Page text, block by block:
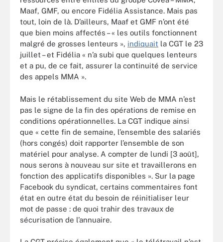
Maaf, GMF, ou encore Fidélia Assistance. Mais pas
tout, loin de là. D’ailleurs, Maaf et GMF n’ont été
que bien moins affectés – « les outils fonctionnent
malgré de grosses lenteurs », indiquait la CGT le 23
juillet – et Fidélia « n’a subi que quelques lenteurs
et a pu, de ce fait, assurer la continuité de service
des appels MMA ».
Mais le rétablissement du site Web de MMA n’est
pas le signe de la fin des opérations de remise en
conditions opérationnelles. La CGT indique ainsi
que « cette fin de semaine, l’ensemble des salariés
(hors congés) doit rapporter l’ensemble de son
matériel pour analyse. A compter de lundi [3 août],
nous serons à nouveau sur site et travaillerons en
fonction des applicatifs disponibles ». Sur la page
Facebook du syndicat, certains commentaires font
état en outre état du besoin de réinitialiser leur
mot de passe : de quoi trahir des travaux de
sécurisation de l’annuaire.